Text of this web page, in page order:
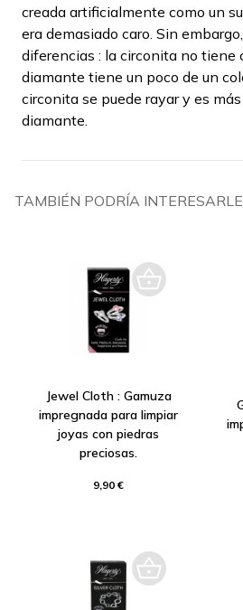
creada artificialmente como un
era demasiado caro. Sin
diferencias : la circonita no tiene
diamante tiene un poco de un
circonita se puede rayar y es
diamante.
TAMBIÉN PODRÍA INTERESARLE
Jewel Cloth : Gamuza
impregnada para limpiar
joyas con piedras
preciosas.
9,90 €